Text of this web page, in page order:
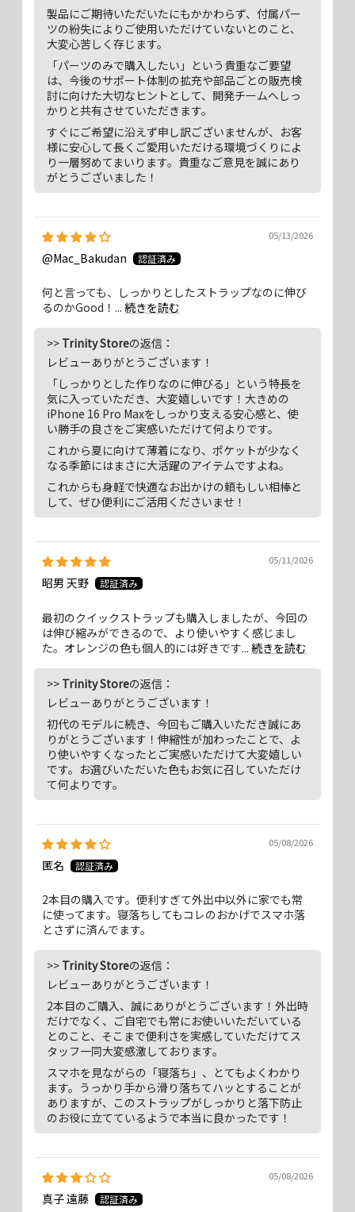
歩行の際は邪魔にならないよう、短めに、操作の際や、撮影をしたいシ
ーンではさっと伸ばしてすぐに最適な長さで使用できます。 また、今
回はゴム紐を使用しているため、引っ張って伸ばすこともできます。 紐
状ストラップパーツが付属（2個）しており、ストラップホール付きの
さまざまなケースと併せて使用できます。 2023年9月以降に発売した
Simplismのほとんどのケースは、2つのストラップホールが完備され
ているため、紐状ストラップパーツを2つ使い、ストラップをつけても
くるくる回らないようにすることもできます。 カジュアルにもビジネス
ほぼ片手で簡単！ 独自開発クイック
アジャスター機能について
QUICK SHOT STRAPの製品名の由来となった特長が、撮影したい場面
でさっと簡単に長さ調整ができるという点です。
製品にご期待いただいたにもかかわらず、付属パー
ツの紛失によりご使用いただけていないとのこと、
大変心苦しく存じます。
「パーツのみで購入したい」という貴重なご要望
は、今後のサポート体制の拡充や部品ごとの販売検
討に向けた大切なヒントとして、開発チームへしっ
かりと共有させていただきます。
すぐにご希望に沿えず申し訳ございませんが、お客
様に安心して長くご愛用いただける環境づくりによ
り一層努めてまいります。貴重なご意見を誠にあり
がとうございました！
05/13/2026
@Mac_Bakudan
何と言っても、しっかりとしたストラップなのに伸び
るのかGood！... 続きを読む
>> Trinity Storeの返信：
レビューありがとうございます！
「しっかりとした作りなのに伸びる」という特長を
気に入っていただき、大変嬉しいです！大きめの
iPhone 16 Pro Maxをしっかり支える安心感と、使
い勝手の良さをご実感いただけて何よりです。
これから夏に向けて薄着になり、ポケットが少なく
なる季節にはまさに大活躍のアイテムですよね。
これからも身軽で快適なお出かけの頼もしい相棒と
して、ぜひ便利にご活用くださいませ！
05/11/2026
昭男 天野
最初のクイックストラップも購入しましたが、今回の
は伸び縮みができるので、より使いやすく感じまし
た。オレンジの色も個人的には好きです... 続きを読む
>> Trinity Storeの返信：
レビューありがとうございます！
初代のモデルに続き、今回もご購入いただき誠にあ
りがとうございます！伸縮性が加わったことで、よ
り使いやすくなったとご実感いただけて大変嬉しい
です。お選びいただいた色もお気に召していただけ
て何よりです。
05/08/2026
匿名
2本目の購入です。便利すぎて外出中以外に家でも常
に使ってます。寝落ちしてもコレのおかげでスマホ落
とさずに済んでます。
>> Trinity Storeの返信：
レビューありがとうございます！
2本目のご購入、誠にありがとうございます！外出時
だけでなく、ご自宅でも常にお使いいただいている
とのこと、そこまで便利さを実感していただけてス
タッフ一同大変感激しております。
スマホを見ながらの「寝落ち」、とてもよくわかり
ます。うっかり手から滑り落ちてハッとすることが
ありますが、このストラップがしっかりと落下防止
のお役に立てているようで本当に良かったです！
05/08/2026
真子 遠藤